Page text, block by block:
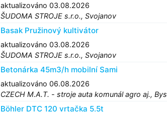
aktualizováno 03.08.2026
ŠUDOMA STROJE s.r.o., Svojanov
Basak Pružinový kultivátor
aktualizováno 03.08.2026
ŠUDOMA STROJE s.r.o., Svojanov
Betonárka 45m3/h mobilní Sami
aktualizováno 06.08.2026
CZECH M.A.T. - stroje auta komunál agro aj.,
Böhler DTC 120 vrtačka 5.5t